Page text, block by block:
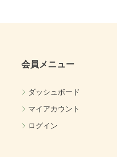
会員メニュー
ダッシュボード
マイアカウント
ログイン